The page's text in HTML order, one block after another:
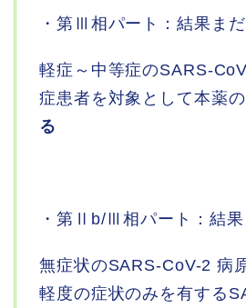
・第Ⅲ相パート：結果まだ
軽症～中等症のSARS-
症患者を対象として本薬の
る
・第Ⅱb/Ⅲ相パート：結果
無症状のSARS-CoV-2 病
軽度の症状のみを有する